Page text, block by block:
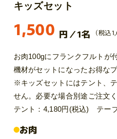
キッズセット
1,500 円／1名 （税込
お肉100gにフランクフルトが
機材がセットになったお得な
※キッズセットにはテント、
せん。必要な場合別途ご注文く
テント：4,180円(税込) テー
お肉